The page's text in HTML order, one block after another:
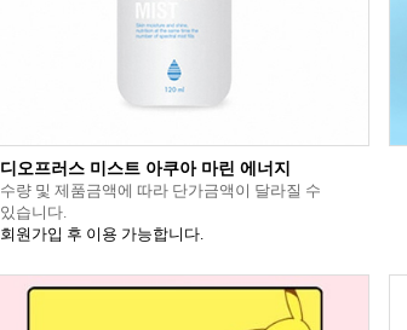
디오프러스 미스트 아쿠아 마린 에너지
수량 및 제품금액에 따라 단가금액이 달라질 수
있습니다.
회원가입 후 이용 가능합니다.